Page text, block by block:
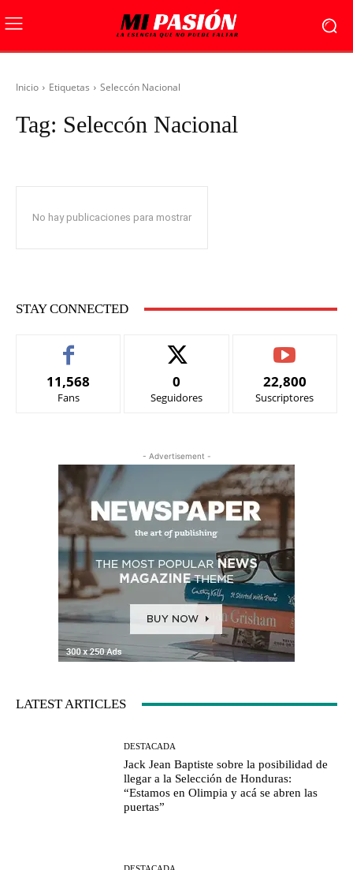
Inicio Etiquetas Seleccón Nacional
Tag: Seleccón Nacional
No hay publicaciones para mostrar
STAY CONNECTED
11,568
Fans
0
Seguidores
22,800
Suscriptores
- Advertisement -
LATEST ARTICLES
DESTACADA
Jack Jean Baptiste sobre la posibilidad de
llegar a la Selección de Honduras:
“Estamos en Olimpia y acá se abren las
puertas”